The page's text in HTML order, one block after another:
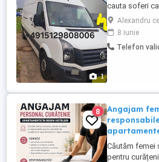
1
cauta soferi
curierat.
perioada de
munca pe
concediu de
Alexandru
8 iunie
Telefon
8
Angajam
Căutăm femei
pentru